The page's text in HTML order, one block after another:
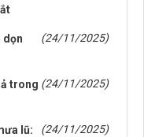
dọn
(24/11/2025)
trong (24/11/2025)
lũ:
(24/11/2025)